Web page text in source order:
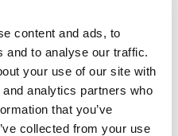
content and ads, to
and to analyse our traffic.
your use of our site with
analytics partners who
that you’ve
collected from your use
para acciones
período 2024-2025.